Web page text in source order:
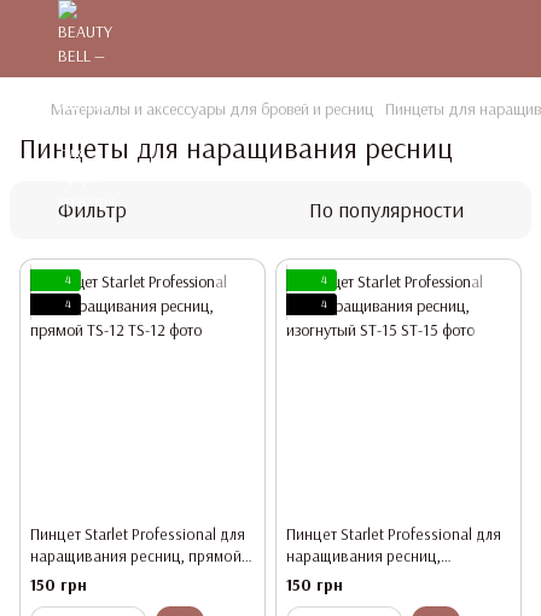
Материалы и аксессуары для бровей и ресниц Пинцеты для
Пинцеты для наращивания ресниц
Фильтр По популярности
4
4
Пинцет Starlet Professional для
наращивания ресниц, прямой
TS-12
150 грн
4
4
Пинцет Starlet Professional для
наращивания ресниц,
изогнутый ST-15
150 грн